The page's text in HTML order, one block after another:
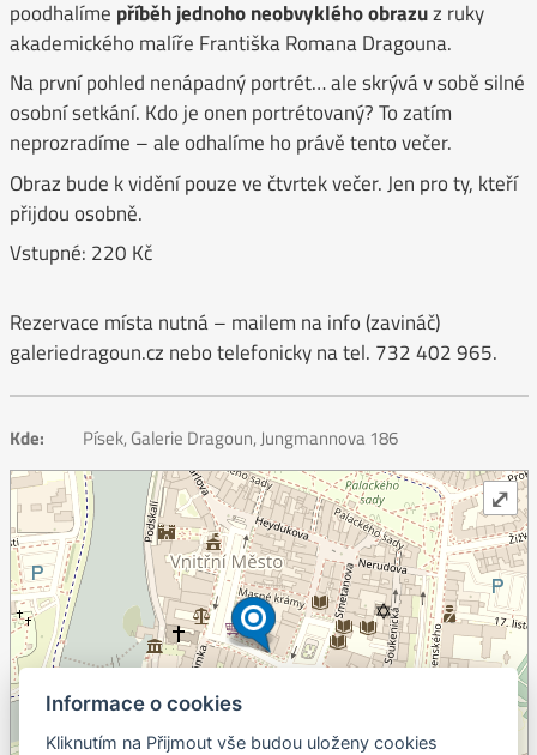
poodhalíme příběh jednoho neobvyklého obrazuz ruky
akademického malíře Františka Romana Dragouna.
Na první pohled nenápadný portrét… ale skrývá v sobě silné
osobní setkání. Kdo je onen portrétovaný? To zatím
neprozradíme – ale odhalíme ho právě tento večer.
Obraz bude k vidění pouze ve čtvrtek večer. Jen pro ty, kteří
přijdou osobně.
Vstupné: 220 Kč
Rezervace místa nutná – mailem na info (zavináč)
galeriedragoun.cz nebo telefonicky na tel. 732 402 965.
Kde: Písek, Galerie Dragoun, Jungmannova 186
⤢
Informace o cookies
Kliknutím na Přijmout vše budou uloženy cookies